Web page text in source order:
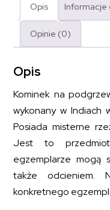
Opis Informacje
Opinie (0)
Opis
Kominek na
wykonany w Indiach
Posiada misterne
Jest to
egzemplarze mogą
także odcieniem.
konkretnego